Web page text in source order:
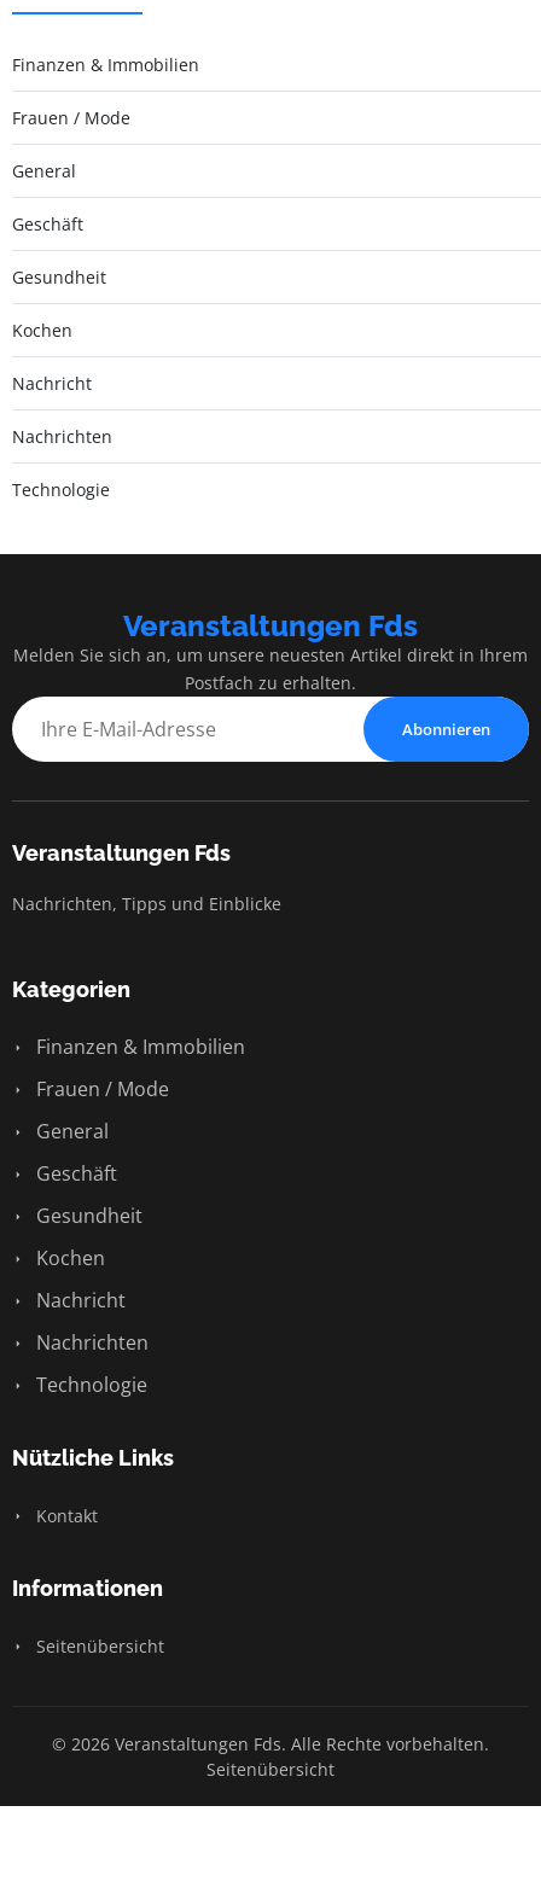
Finanzen & Immobilien
Frauen / Mode
General
Geschäft
Gesundheit
Kochen
Nachricht
Nachrichten
Technologie
Veranstaltungen Fds
Melden Sie sich an, um unsere neuesten Artikel direkt in Ihrem
Postfach zu erhalten.
Abonnieren
Veranstaltungen Fds
Nachrichten, Tipps und Einblicke
Kategorien
Finanzen & Immobilien
Frauen / Mode
General
Geschäft
Gesundheit
Kochen
Nachricht
Nachrichten
Technologie
Nützliche Links
Kontakt
Informationen
Seitenübersicht
© 2026 Veranstaltungen Fds. Alle Rechte vorbehalten.
Seitenübersicht